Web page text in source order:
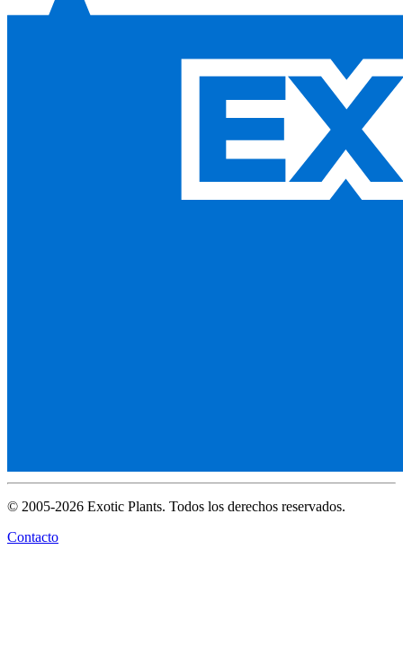
© 2005-2026 Exotic Plants. Todos los derechos reservados.
Contacto